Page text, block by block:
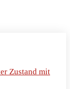
Zustand mit